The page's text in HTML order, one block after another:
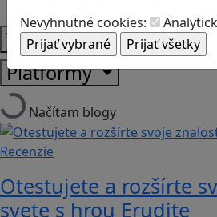
Nevyhnutné cookies:
Témy
Platformy
Načítam blogy
Recenzie
Otestujete a rozšírte
svete s hrou Erudite